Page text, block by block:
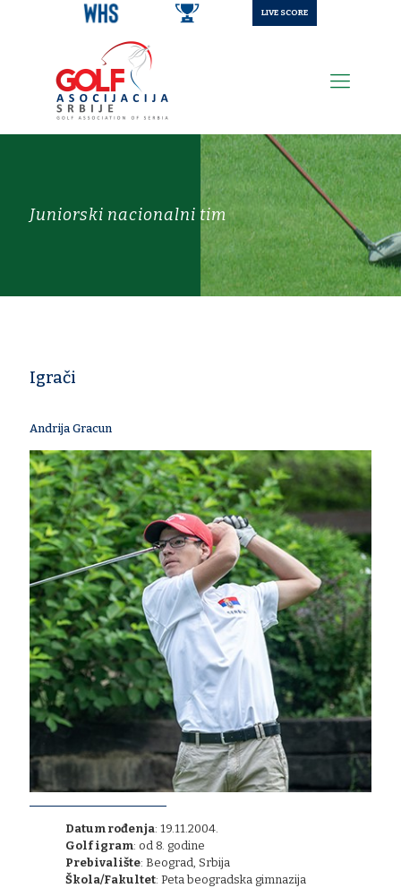
LIVE SCORE
Juniorski nacionalni tim
Igrači
Andrija Gracun
Datum rođenja: 19.11.2004.
​Golf igram: od 8. godine
Prebivalište: Beograd, Srbija
Škola/Fakultet: Peta beogradska gimnazija